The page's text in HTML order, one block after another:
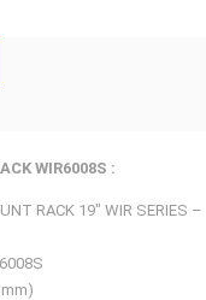
WIR6008S :
RACK 19″ WIR SERIES –